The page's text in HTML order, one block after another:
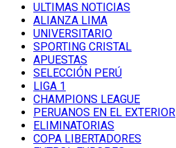
ULTIMAS NOTICIAS
ALIANZA LIMA
UNIVERSITARIO
SPORTING CRISTAL
APUESTAS
SELECCIÓN PERÚ
LIGA 1
CHAMPIONS LEAGUE
PERUANOS EN EL EXTERIOR
ELIMINATORIAS
COPA LIBERTADORES